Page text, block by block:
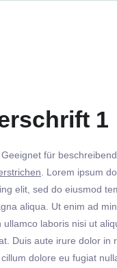
1
für
. Lorem ipsum
elit, sed do eiusmod
aliqua. Ut enim ad
ullamco laboris nisi ut
Duis aute irure dolor in
dolore eu fugiat